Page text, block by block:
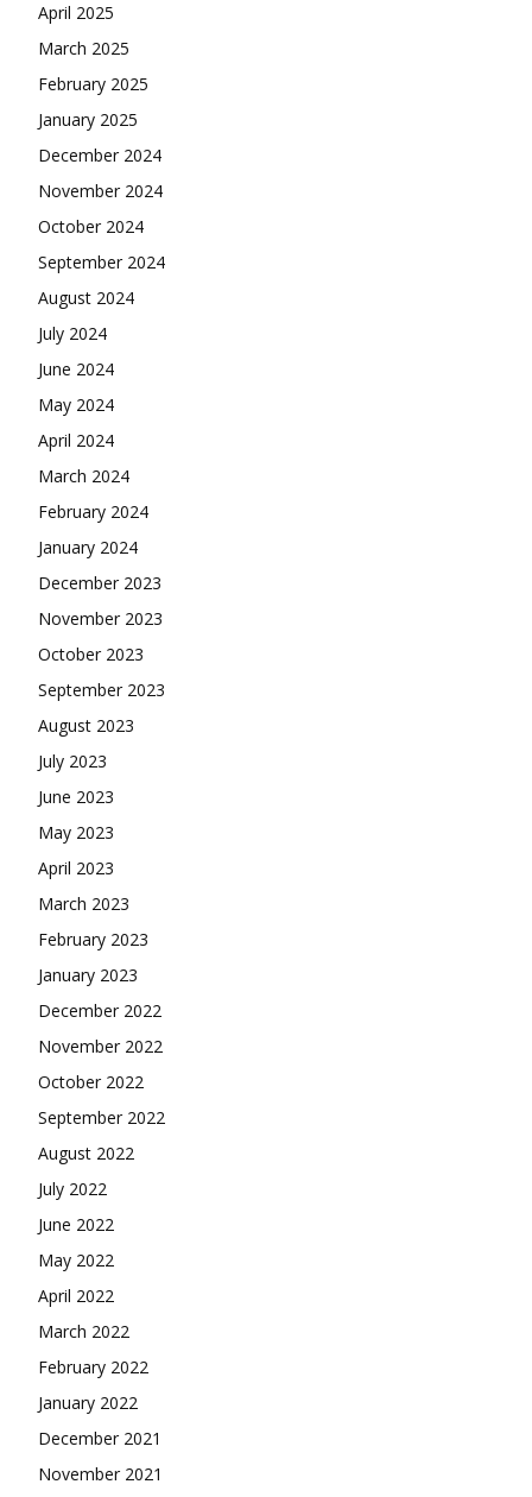
April 2025
March 2025
February 2025
January 2025
December 2024
November 2024
October 2024
September 2024
August 2024
July 2024
June 2024
May 2024
April 2024
March 2024
February 2024
January 2024
December 2023
November 2023
October 2023
September 2023
August 2023
July 2023
June 2023
May 2023
April 2023
March 2023
February 2023
January 2023
December 2022
November 2022
October 2022
September 2022
August 2022
July 2022
June 2022
May 2022
April 2022
March 2022
February 2022
January 2022
December 2021
November 2021